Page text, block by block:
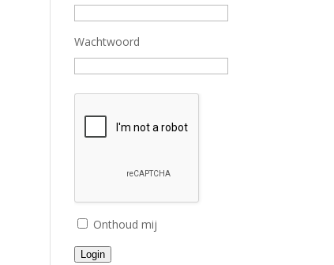
Wachtwoord
Onthoud mij
Login